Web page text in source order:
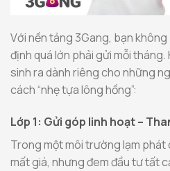
Với nền tảng 3Gang, bạn
định quá lớn phải gửi mỗi tháng.
sinh ra dành riêng cho những
cách “nhẹ tựa lông hồng”:
Lớp 1: Gửi góp linh hoạt –
Trong một môi trường lạm phát
mất giá, nhưng đem đầu tư tất